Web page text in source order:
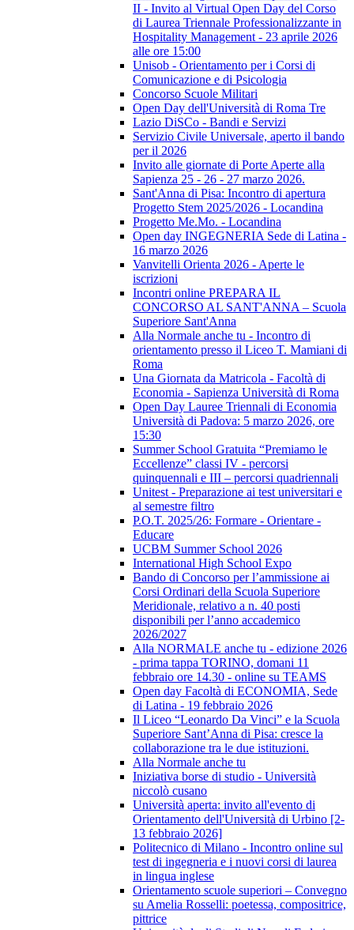
II - Invito al Virtual Open Day del Corso
di Laurea Triennale Professionalizzante in
Hospitality Management - 23 aprile 2026
alle ore 15:00
Unisob - Orientamento per i Corsi di
Comunicazione e di Psicologia
Concorso Scuole Militari
Open Day dell'Università di Roma Tre
Lazio DiSCo - Bandi e Servizi
Servizio Civile Universale, aperto il bando
per il 2026
Invito alle giornate di Porte Aperte alla
Sapienza 25 - 26 - 27 marzo 2026.
Sant'Anna di Pisa: Incontro di apertura
Progetto Stem 2025/2026 - Locandina
Progetto Me.Mo. - Locandina
Open day INGEGNERIA Sede di Latina -
16 marzo 2026
Vanvitelli Orienta 2026 - Aperte le
iscrizioni
Incontri online PREPARA IL
CONCORSO AL SANT'ANNA – Scuola
Superiore Sant'Anna
Alla Normale anche tu - Incontro di
orientamento presso il Liceo T. Mamiani di
Roma
Una Giornata da Matricola - Facoltà di
Economia - Sapienza Università di Roma
Open Day Lauree Triennali di Economia
Università di Padova: 5 marzo 2026, ore
15:30
Summer School Gratuita “Premiamo le
Eccellenze” classi IV - percorsi
quinquennali e III – percorsi quadriennali
Unitest - Preparazione ai test universitari e
al semestre filtro
P.O.T. 2025/26: Formare - Orientare -
Educare
UCBM Summer School 2026
International High School Expo
Bando di Concorso per l’ammissione ai
Corsi Ordinari della Scuola Superiore
Meridionale, relativo a n. 40 posti
disponibili per l’anno accademico
2026/2027
Alla NORMALE anche tu - edizione 2026
- prima tappa TORINO, domani 11
febbraio ore 14.30 - online su TEAMS
Open day Facoltà di ECONOMIA, Sede
di Latina - 19 febbraio 2026
Il Liceo “Leonardo Da Vinci” e la Scuola
Superiore Sant’Anna di Pisa: cresce la
collaborazione tra le due istituzioni.
Alla Normale anche tu
Iniziativa borse di studio - Università
niccolò cusano
Università aperta: invito all'evento di
Orientamento dell'Università di Urbino [2-
13 febbraio 2026]
Politecnico di Milano - Incontro online sul
test di ingegneria e i nuovi corsi di laurea
in lingua inglese
Orientamento scuole superiori – Convegno
su Amelia Rosselli: poetessa, compositrice,
pittrice